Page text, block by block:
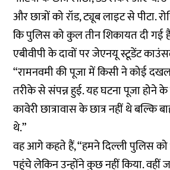
और छात्रों को रॉड, ट्यूब लाइट से पीटा.
कि पुलिस को कुल तीन शिकायत दी गई
एबीवीपी के दावों पर जेएनयू स्टूडेंट
“रामनवमी की पूजा में किसी ने कोई
तरीके से संपन्न हुई. यह घटना पूजा होने
कावेरी छात्रावास के छात्र नहीं थे बल्कि
थे.”
वह आगे कहते हैं, “हमने दिल्ली पुलिस को
पहुंचे लेकिन उन्होंने कुछ नहीं किया.